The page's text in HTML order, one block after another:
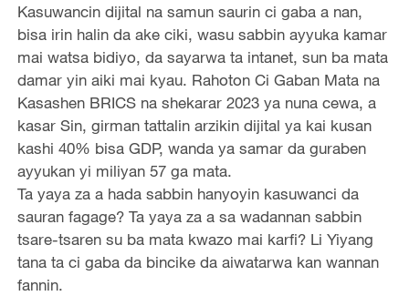
Kasuwancin dijital na samun saurin ci gaba a nan,
bisa irin halin da ake ciki, wasu sabbin ayyuka kamar
mai watsa bidiyo, da sayarwa ta intanet, sun ba mata
damar yin aiki mai kyau. Rahoton Ci Gaban Mata na
Kasashen BRICS na shekarar 2023 ya nuna cewa, a
kasar Sin, girman tattalin arzikin dijital ya kai kusan
kashi 40% bisa GDP, wanda ya samar da guraben
ayyukan yi miliyan 57 ga mata.
Ta yaya za a hada sabbin hanyoyin kasuwanci da
sauran fagage? Ta yaya za a sa wadannan sabbin
tsare-tsaren su ba mata kwazo mai karfi? Li Yiyang
tana ta ci gaba da bincike da aiwatarwa kan wannan
fannin.